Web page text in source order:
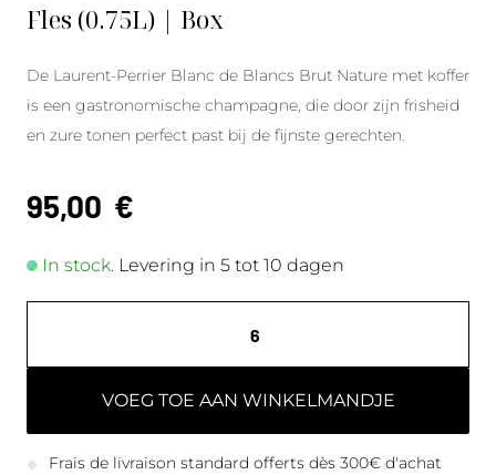
Fles (0.75L) | Box
De Laurent-Perrier Blanc de Blancs Brut Nature met koffer
is een gastronomische champagne, die door zijn frisheid
en zure tonen perfect past bij de fijnste gerechten.
95,00 €
In stock. Levering in 5 tot 10 dagen
VOEG TOE AAN WINKELMANDJE
Frais de livraison standard offerts dès 300€ d'achat